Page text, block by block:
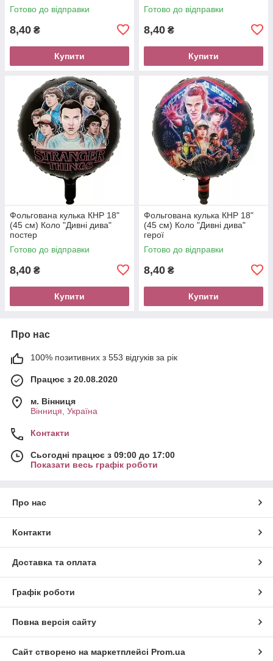
Готово до відправки
8,40 ₴
Купити
Готово до відправки
8,40 ₴
Купити
Фольгована кулька КНР 18"
(45 см) Коло "Дивні дива"
постер
Готово до відправки
8,40 ₴
Купити
Фольгована кулька КНР 18"
(45 см) Коло "Дивні дива"
герої
Готово до відправки
8,40 ₴
Купити
Про нас
100% позитивних з 553 відгуків за рік
Працює з 20.08.2020
м. Вінниця
Вінниця, Україна
Контакти
Сьогодні працює з 09:00 до 17:00
Показати весь графік роботи
Про нас
Контакти
Доставка та оплата
Графік роботи
Повна версія сайту
Сайт створено на маркетплейсі Prom.ua